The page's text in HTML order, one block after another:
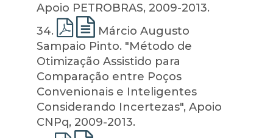
Apoio PETROBRAS, 2009-2013.
34.
Márcio Augusto
Sampaio Pinto. "Método de
Otimização Assistido para
Comparação entre Poços
Convenionais e Inteligentes
Considerando Incertezas", Apoio
CNPq, 2009-2013.